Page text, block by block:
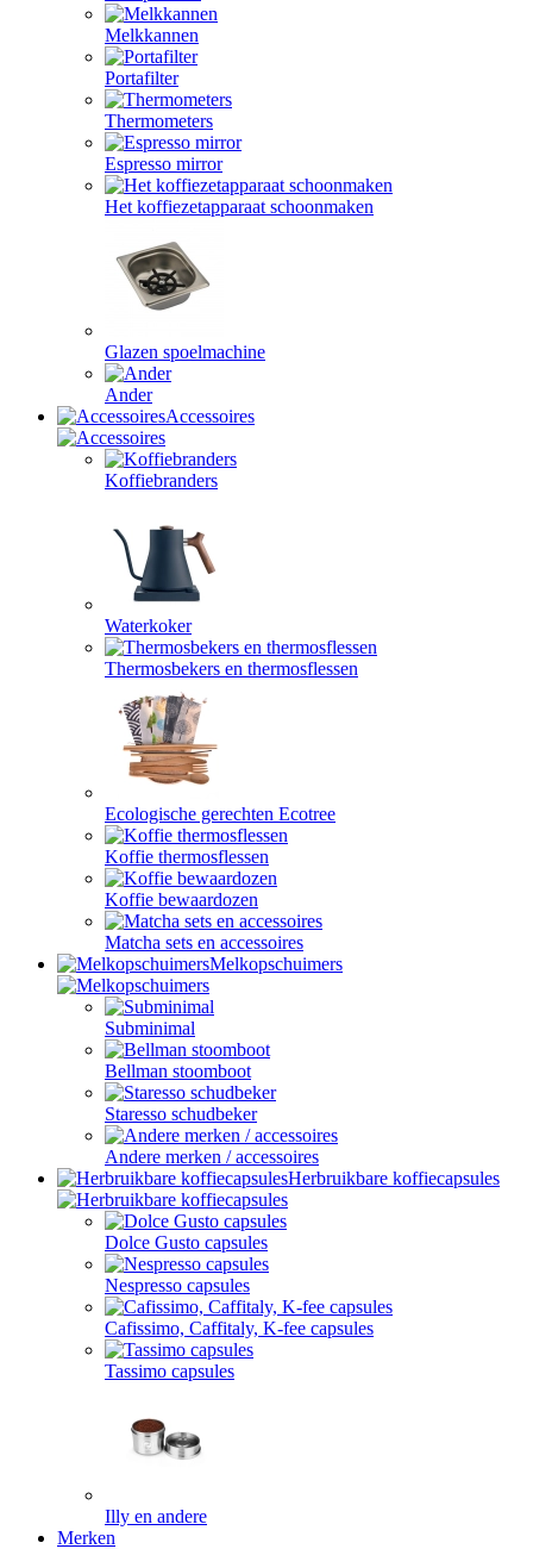
Melkkannen
Portafilter
Thermometers
Espresso mirror
Het koffiezetapparaat schoonmaken
Glazen spoelmachine
Ander
Accessoires
Koffiebranders
Waterkoker
Thermosbekers en thermosflessen
Ecologische gerechten Ecotree
Koffie thermosflessen
Koffie bewaardozen
Matcha sets en accessoires
Melkopschuimers
Subminimal
Bellman stoomboot
Staresso schudbeker
Andere merken / accessoires
Herbruikbare koffiecapsules
Dolce Gusto capsules
Nespresso capsules
Cafissimo, Caffitaly, K-fee capsules
Tassimo capsules
Illy en andere
Merken